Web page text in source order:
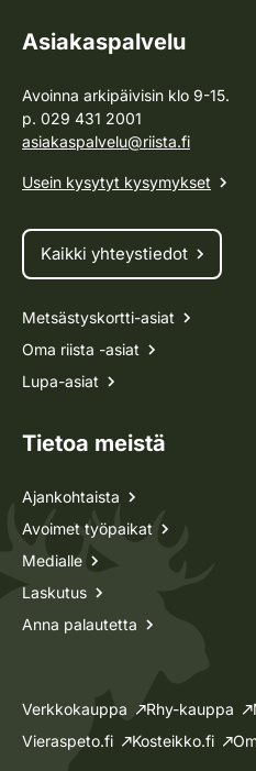
Asiakaspalvelu
Avoinna arkipäivisin klo 9-15.
p. 029 431 2001
asiakaspalvelu@riista.fi
Usein kysytyt kysymykset
Kaikki yhteystiedot
Metsästyskortti-asiat
Oma riista -asiat
Lupa-asiat
Tietoa meistä
Ajankohtaista
Avoimet työpaikat
Medialle
Laskutus
Anna palautetta
Verkkokauppa Rhy-kauppa
Vieraspeto.fi
Kosteikko.fi